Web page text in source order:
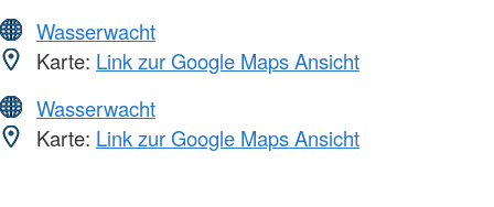
Wasserwacht
Karte: Link zur Google Maps Ansicht
Wasserwacht
Karte: Link zur Google Maps Ansicht